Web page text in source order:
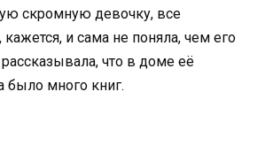
скромную девочку, все
и сама не поняла, чем его
что в доме её
было много книг.